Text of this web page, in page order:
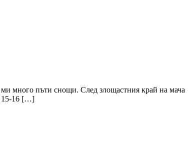
ми много пъти снощи. След злощастния край на мача
15-16 […]